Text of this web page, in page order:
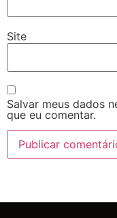
Site
Salvar meus dados
que eu comentar.